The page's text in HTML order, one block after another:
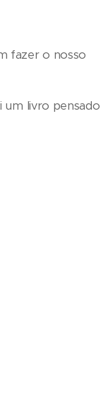
fazer o nosso
um livro pensado